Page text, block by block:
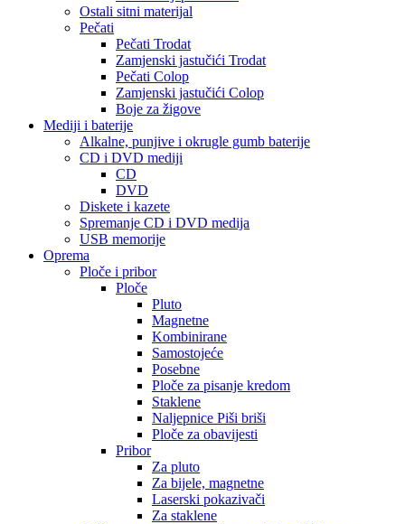
Ostali sitni materijal
Pečati
Pečati Trodat
Zamjenski jastučići Trodat
Pečati Colop
Zamjenski jastučići Colop
Boje za žigove
Mediji i baterije
Alkalne, punjive i okrugle gumb baterije
CD i DVD mediji
CD
DVD
Diskete i kazete
Spremanje CD i DVD medija
USB memorije
Oprema
Ploče i pribor
Ploče
Pluto
Magnetne
Kombinirane
Samostojeće
Posebne
Ploče za pisanje kredom
Staklene
Naljepnice Piši briši
Ploče za obavijesti
Pribor
Za pluto
Za bijele, magnetne
Laserski pokazivači
Za staklene